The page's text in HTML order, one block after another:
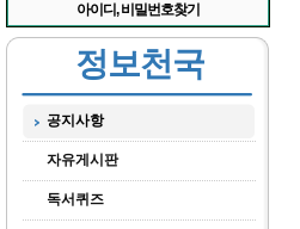
아이디, 비밀번호찾기
정보천국
공지사항
자유게시판
독서퀴즈